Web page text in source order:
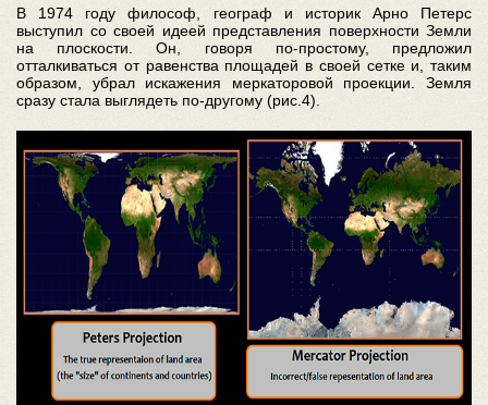
В 1974 году философ, географ и историк Арно Петерс
выступил со своей идеей представления поверхности Земли
на плоскости. Он, говоря по-простому, предложил
отталкиваться от равенства площадей в своей сетке и, таким
образом, убрал искажения меркаторовой проекции. Земля
сразу стала выглядеть по-другому (рис.4).